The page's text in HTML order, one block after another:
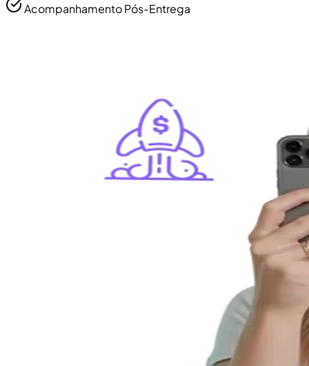
Acompanhamento Pós-Entrega